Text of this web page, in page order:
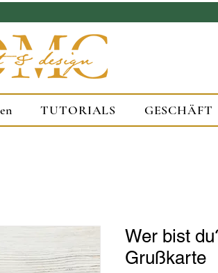
TUTORIALS GESCHÄFT
Wer bist
Grußkarte